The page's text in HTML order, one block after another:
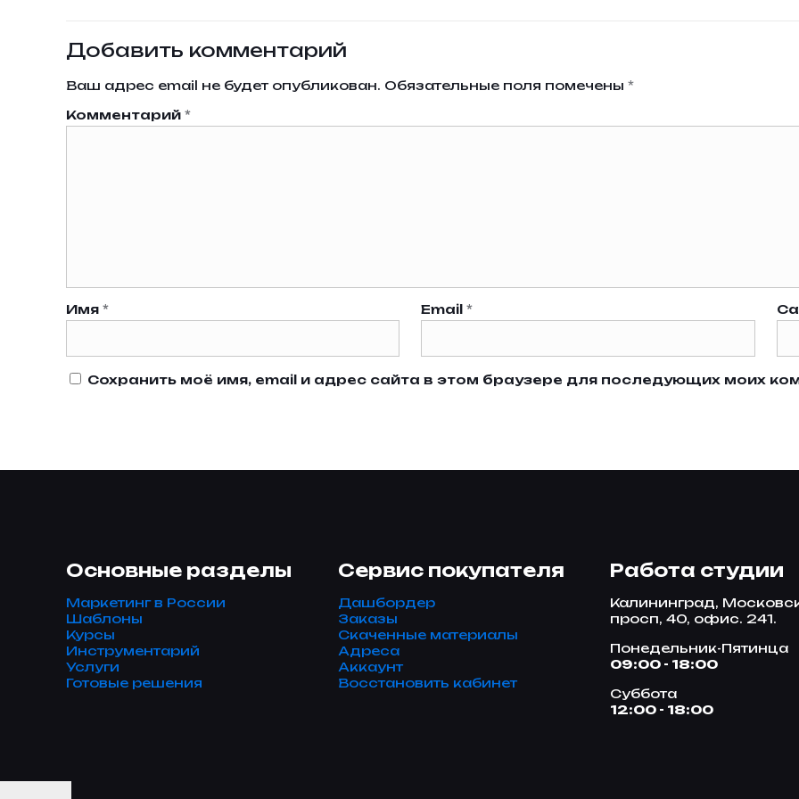
Добавить комментарий
Ваш адрес email не будет опубликован. Обязательные поля помечены *
Комментарий *
Имя * Email*
Сохранить моё имя, email и адрес сайта в этом браузере для последующих моих
Основные разделы
Маркетинг в России
Шаблоны
Курсы
Инструментарий
Услуги
Готовые решения
Сервис покупателя
Дашбордер
Заказы
Скаченные материалы
Адреса
Аккаунт
Восстановить кабинет
Работа студии
Калининград,
просп, 40, офис. 241.
Понедельник-Пятинца
09:00 - 18:00
Суббота
12:00 - 18:00